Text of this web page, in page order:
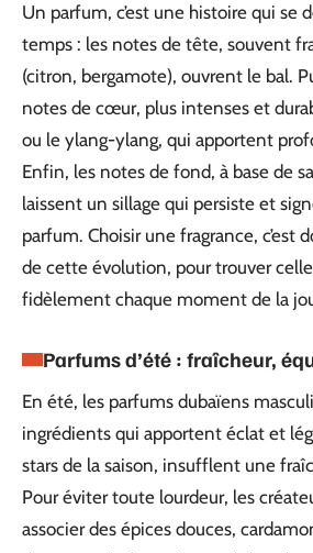
Un parfum, c’est une histoire qui se
temps : les notes de tête, souvent
(citron, bergamote), ouvrent le bal.
notes de cœur, plus intenses et
ou le ylang-ylang, qui apportent
Enfin, les notes de fond, à base de
laissent un sillage qui persiste et
parfum. Choisir une fragrance, c’est
de cette évolution, pour trouver
fidèlement chaque moment de la
Parfums d’été : fraîcheur,
En été, les parfums dubaïens
ingrédients qui apportent éclat et
stars de la saison, insufflent une
Pour éviter toute lourdeur, les
associer des épices douces,